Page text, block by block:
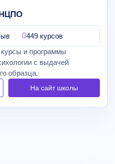
449 курсов
и программы
с выдачей
образца.
На сайт школы